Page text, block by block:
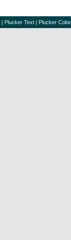
| Plucker Text | Plucker Color